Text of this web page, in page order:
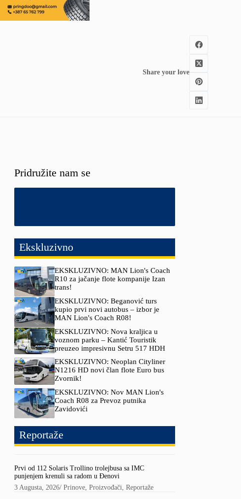
Share your love
Pridružite nam se
Ekskluzivno
EKSKLUZIVNO: MAN Lion's Coach
R10 za jačanje flote kompanije Izan
trans!
EKSKLUZIVNO: Beganović turs
kupio prvi novi autobus – izbor je
MAN Lion's Coach R08!
EKSKLUZIVNO: Nova kraljica u
voznom parku – Kantić Touristik
preuzeo impresivnu Setru 517 HDH
EKSKLUZIVNO: Neoplan Cityliner
N1216 HD novi član flote Euro bus
Zvornik!
EKSKLUZIVNO: Nov MAN Lion's
Coach R08 za Prevoz putnika
Zavidovići
Reportaže
Prvi od 112 Solaris Trollino trolejbusa sa IMC
punjenjem krenuli sa radom u Đenovi
3 Augusta, 2026/Prinove,Proizvođači,Reportaže